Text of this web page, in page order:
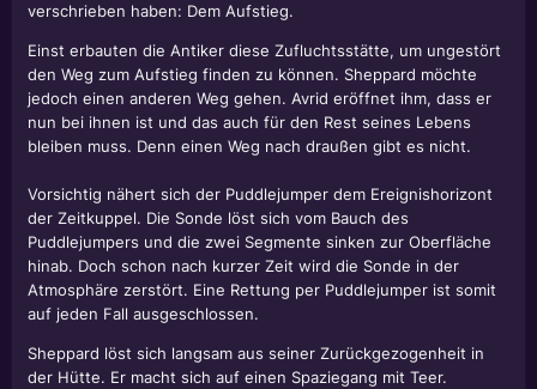
verschrieben haben: Dem Aufstieg.
Einst erbauten die Antiker diese Zufluchtsstätte, um ungestört
den Weg zum Aufstieg finden zu können. Sheppard möchte
jedoch einen anderen Weg gehen. Avrid eröffnet ihm, dass er
nun bei ihnen ist und das auch für den Rest seines Lebens
bleiben muss. Denn einen Weg nach draußen gibt es nicht.
Vorsichtig nähert sich der Puddlejumper dem Ereignishorizont
der Zeitkuppel. Die Sonde löst sich vom Bauch des
Puddlejumpers und die zwei Segmente sinken zur Oberfläche
hinab. Doch schon nach kurzer Zeit wird die Sonde in der
Atmosphäre zerstört. Eine Rettung per Puddlejumper ist somit
auf jeden Fall ausgeschlossen.
Sheppard löst sich langsam aus seiner Zurückgezogenheit in
der Hütte. Er macht sich auf einen Spaziegang mit Teer.